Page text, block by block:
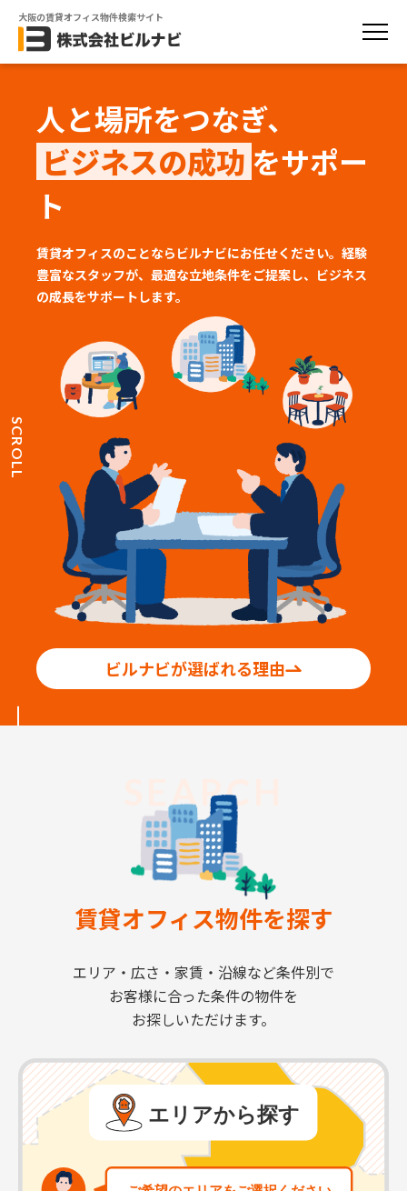
大阪の賃貸オフィス物件検索サイト
人と場所をつなぎ、
ビジネスの成功 をサポー
ト
賃貸オフィスのことならビルナビにお任せください。経験
豊富なスタッフが、 最適な立地条件をご提案し、ビジネス
の成長をサポートします。
ビルナビが選ばれる理由
SCROLL
SEARCH
賃貸オフィス物件を探す
エリア・広さ・家賃・沿線など条件別で
お客様に合った条件の物件を
お探しいただけます。